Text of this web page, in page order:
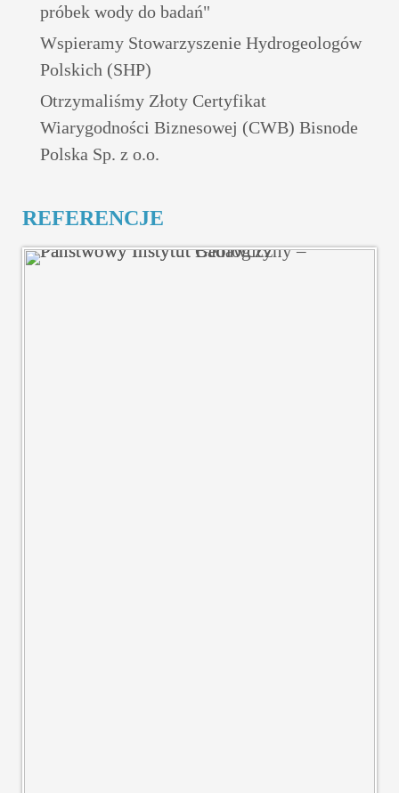
próbek wody do badań"
Wspieramy Stowarzyszenie Hydrogeologów
Polskich (SHP)
Otrzymaliśmy Złoty Certyfikat
Wiarygodności Biznesowej (CWB) Bisnode
Polska Sp. z o.o.
REFERENCJE